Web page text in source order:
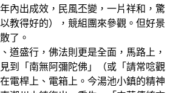
內出成效，民風丕變，一片祥和，驚
教得好的），競組團來參觀。但好景
了。
道盛行，佛法則更是全面，馬路上，
到「南無阿彌陀佛」（或「請常唸觀
電桿上、電箱上。今湯池小鎮的精神